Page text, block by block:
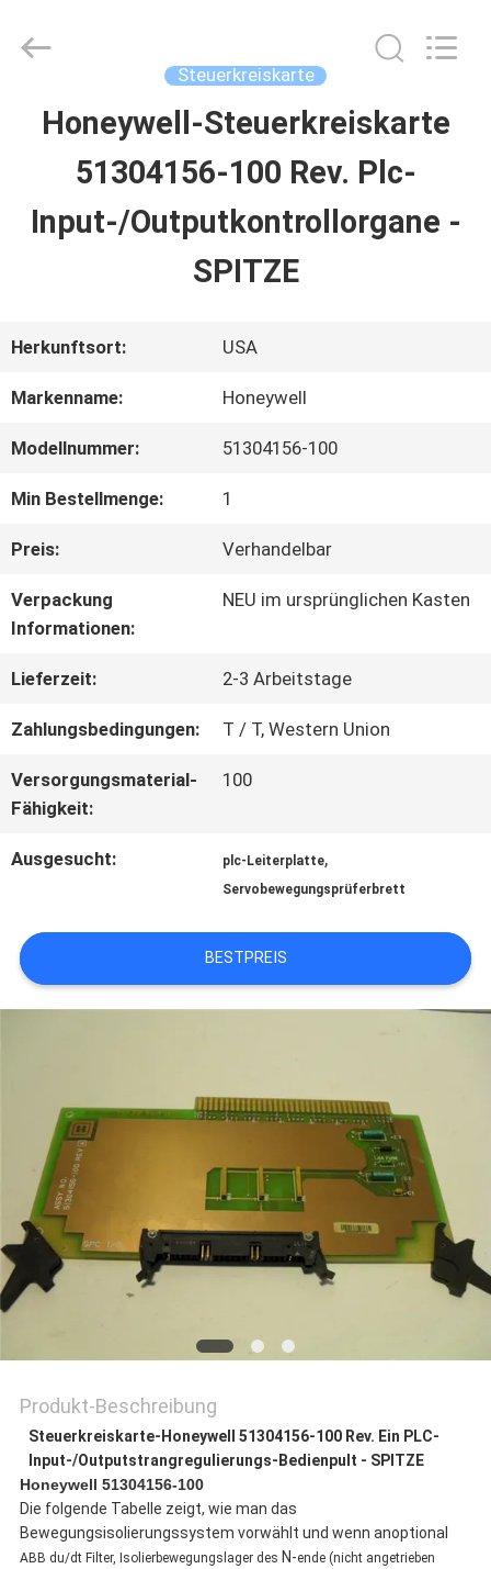
STARTSEITE
PRODUKTE
FABRIK
TOUR
QUALITÄTSKONTROLLE
KONTAKT
NACHRICHTEN
ALLE
FÄLLE
REFERENZEN
PRIVACY
POLICY
Wisdomlong
Steuerkreiskarte
Honeywell-Steuerkreiskarte
51304156-100 Rev. Plc-
Input-/Outputkontrollorgane -
SPITZE
Herkunftsort: USA
Markenname: Honeywell
Modellnummer: 51304156-100
Min Bestellmenge: 1
Preis: Verhandelbar
Verpackung
Informationen:
NEU im ursprünglichen Kasten
Lieferzeit: 2-3 Arbeitstage
Zahlungsbedingungen: T / T, Western Union
Versorgungsmaterial-
Fähigkeit:
100
Ausgesucht: plc-Leiterplatte,
Servobewegungsprüferbrett
BESTPREIS
Produkt-Beschreibung
Steuerkreiskarte-Honeywell 51304156-100 Rev. Ein PLC-
Input-/Outputstrangregulierungs-Bedienpult - SPITZE
Honeywell 51304156-100
Die folgende Tabelle zeigt, wie man das
Bewegungsisolierungssystem vorwählt und wenn anoptional
ABB du/dt Filter, Isolierbewegungslager des N-ende (nicht angetrieben